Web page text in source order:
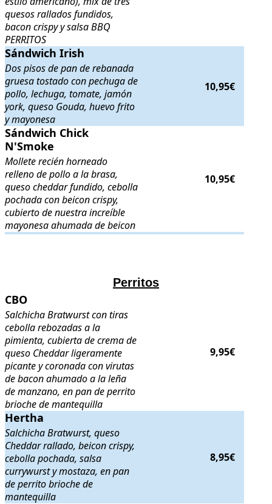
quesos rallados fundidos,
bacon crispy y salsa BBQ
PERRITOS
Sándwich Irish . Dos pisos de pan de rebanada gruesa tostado con
Sándwich Irish
Dos pisos de pan de rebanada
gruesa tostado con pechuga de
pollo, lechuga, tomate, jamón
york, queso Gouda, huevo frito
y mayonesa
10,95€
Sándwich Chick N'Smoke
Sándwich Chick
N'Smoke
Mollete recién horneado
relleno de pollo a la brasa,
queso cheddar fundido, cebolla
pochada con beicon crispy,
cubierto de nuestra increíble
mayonesa ahumada de beicon
10,95€
..
Perritos
CBO
CBO
Salchicha Bratwurst con tiras
cebolla rebozadas a la
pimienta, cubierta de crema de
queso Cheddar ligeramente
picante y coronada con virutas
de bacon ahumado a la leña
de manzano, en pan de perrito
brioche de mantequilla
9,95€
Hertha . Salchicha Bratwurst, queso Cheddar rallado, beicon crispy,
Hertha
Salchicha Bratwurst, queso
Cheddar rallado, beicon crispy,
cebolla pochada, salsa
currywurst y mostaza, en pan
de perrito brioche de
mantequilla
8,95€